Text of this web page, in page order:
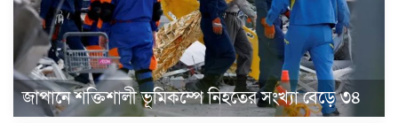
জাপানে শক্তিশালী ভূমিকম্পে নিহতের সংখ্যা বেড়ে ৩৪